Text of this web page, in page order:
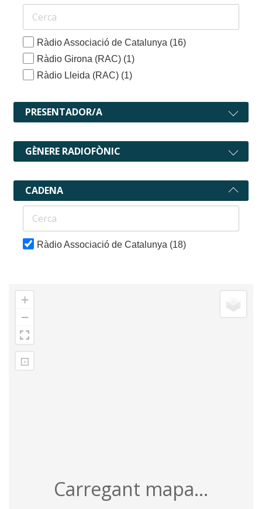
Ràdio Associació de Catalunya (16)
Ràdio Girona (RAC) (1)
Ràdio Lleida (RAC) (1)
PRESENTADOR/A
GÈNERE RADIOFÒNIC
CADENA
Ràdio Associació de Catalunya (18)
+
−
⊡
Carregant mapa...